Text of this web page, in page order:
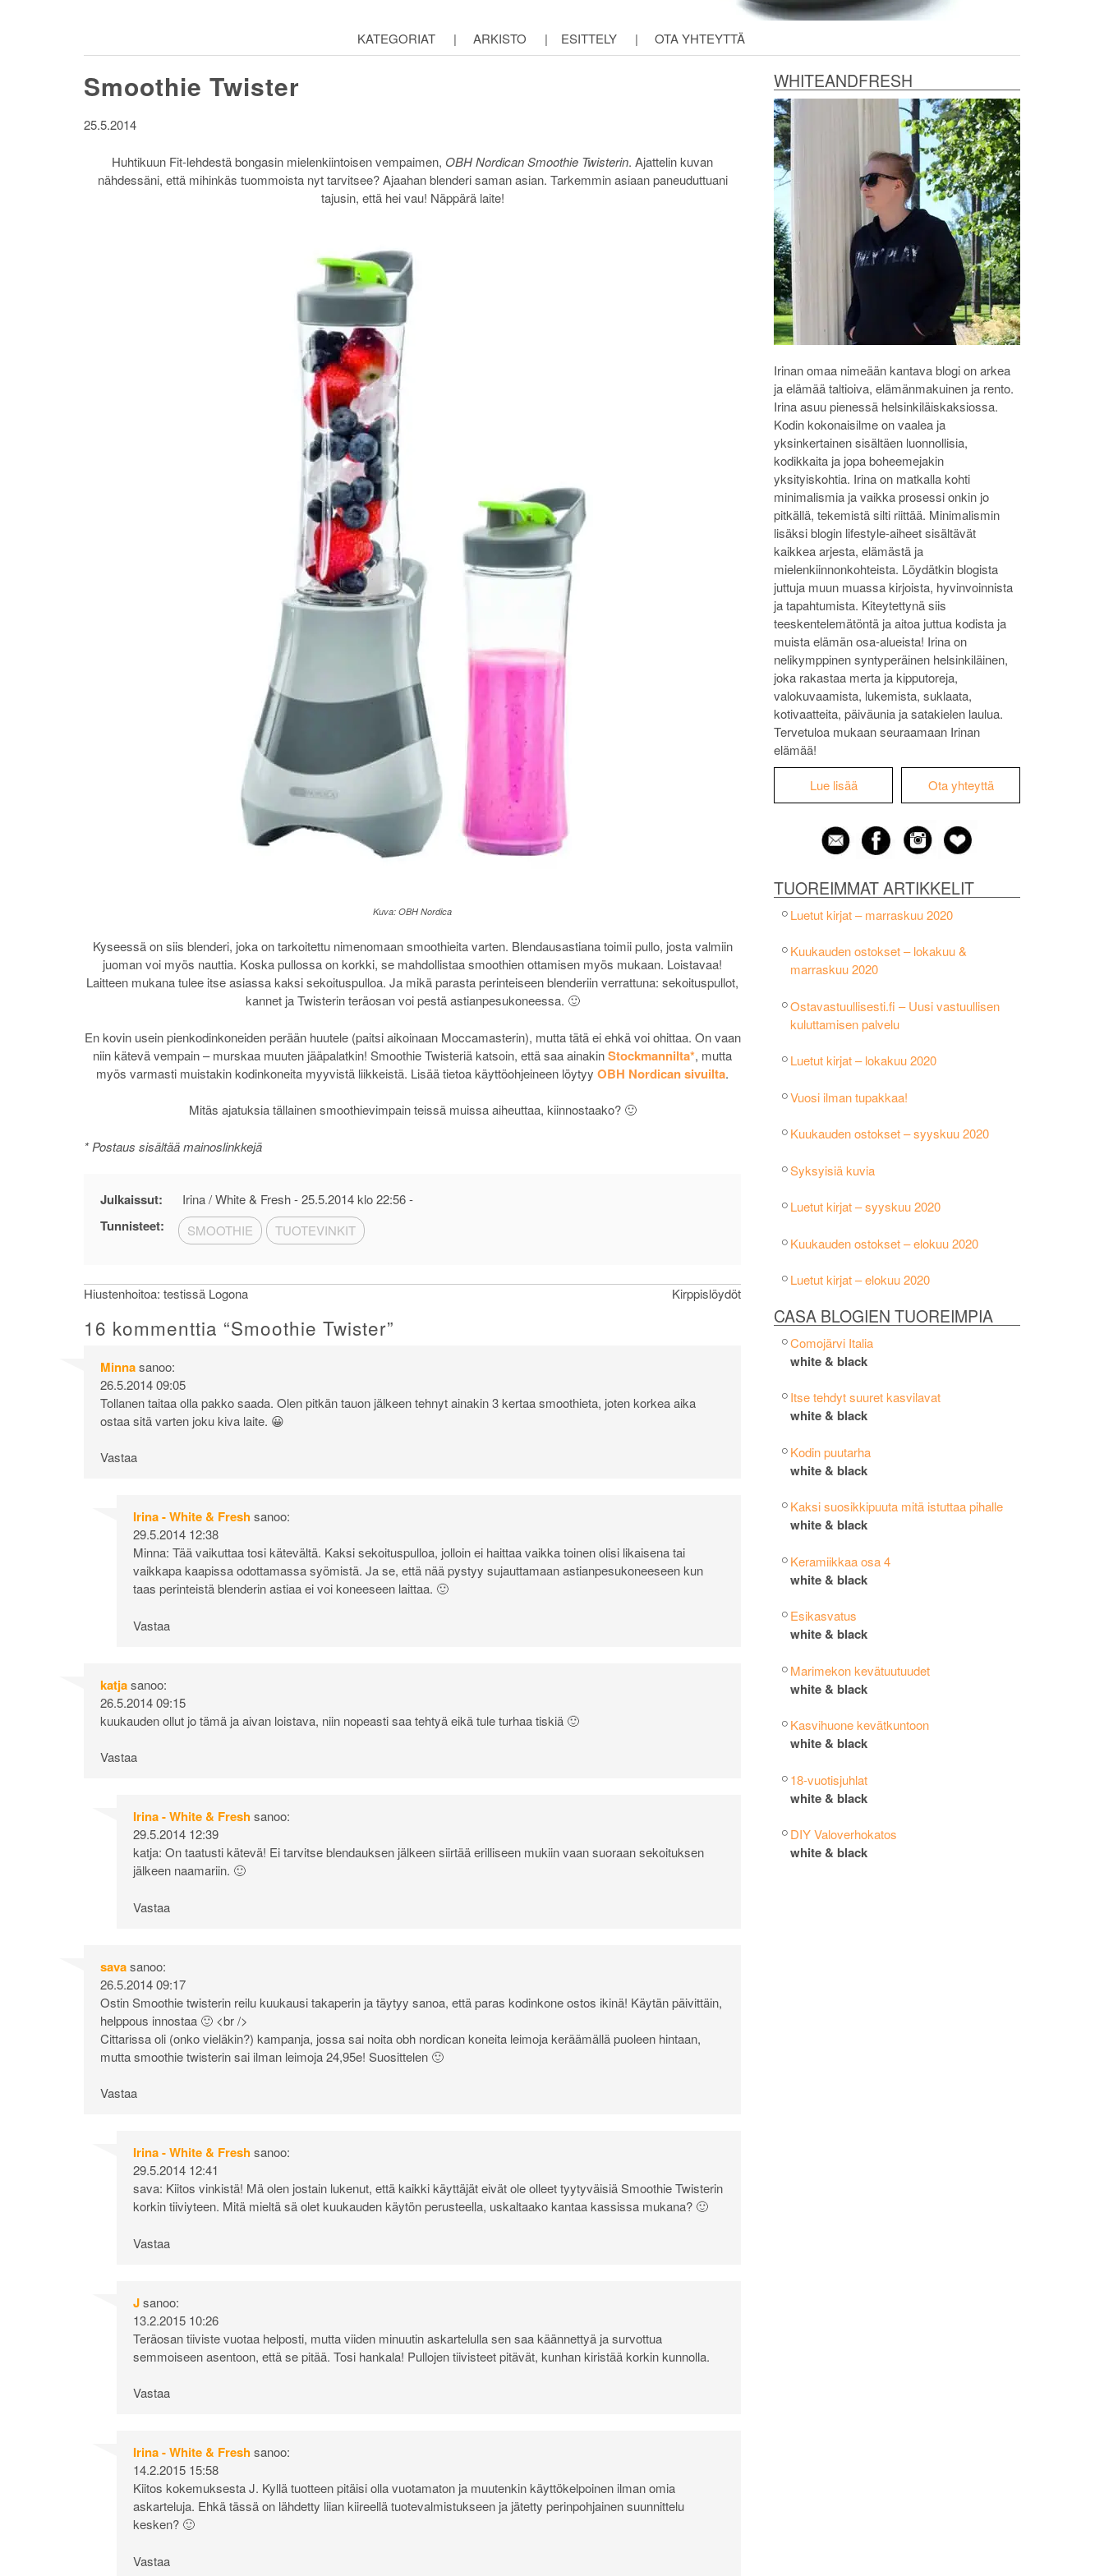
KATEGORIAT | ARKISTO | ESITTELY | OTA YHTEYTTÄ
WHITEANDFRESH
Irinan omaa nimeään kantava blogi on arkea
ja elämää taltioiva, elämänmakuinen ja rento.
Irina asuu pienessä helsinkiläiskaksiossa.
Kodin kokonaisilme on vaalea ja
yksinkertainen sisältäen luonnollisia,
kodikkaita ja jopa boheemejakin
yksityiskohtia. Irina on matkalla kohti
minimalismia ja vaikka prosessi onkin jo
pitkällä, tekemistä silti riittää. Minimalismin
lisäksi blogin lifestyle-aiheet sisältävät
kaikkea arjesta, elämästä ja
mielenkiinnonkohteista. Löydätkin blogista
juttuja muun muassa kirjoista, hyvinvoinnista
ja tapahtumista. Kiteytettynä siis
teeskentelemätöntä ja aitoa juttua kodista ja
muista elämän osa-alueista! Irina on
nelikymppinen syntyperäinen helsinkiläinen,
joka rakastaa merta ja kipputoreja,
valokuvaamista, lukemista, suklaata,
kotivaatteita, päiväunia ja satakielen laulua.
Tervetuloa mukaan seuraamaan Irinan
elämää!
Lue lisää Ota yhteyttä
TUOREIMMAT ARTIKKELIT
Luetut kirjat – marraskuu 2020
Kuukauden ostokset – lokakuu &
marraskuu 2020
Ostavastuullisesti.fi – Uusi vastuullisen
kuluttamisen palvelu
Luetut kirjat – lokakuu 2020
Vuosi ilman tupakkaa!
Kuukauden ostokset – syyskuu 2020
Syksyisiä kuvia
Luetut kirjat – syyskuu 2020
Kuukauden ostokset – elokuu 2020
Luetut kirjat – elokuu 2020
CASA BLOGIEN TUOREIMPIA
Comojärvi Italia
white & black
Itse tehdyt suuret kasvilavat
white & black
Kodin puutarha
white & black
Kaksi suosikkipuuta mitä istuttaa pihalle
white & black
Keramiikkaa osa 4
white & black
Esikasvatus
white & black
Marimekon kevätuutuudet
white & black
Kasvihuone kevätkuntoon
white & black
18-vuotisjuhlat
white & black
DIY Valoverhokatos
white & black
Smoothie Twister
25.5.2014
Huhtikuun Fit-lehdestä bongasin mielenkiintoisen vempaimen, OBH Nordican Smoothie Twisterin. Ajattelin kuvan
nähdessäni, että mihinkäs tuommoista nyt tarvitsee? Ajaahan blenderi saman asian. Tarkemmin asiaan paneuduttuani
tajusin, että hei vau! Näppärä laite!
Kuva: OBH Nordica
Kyseessä on siis blenderi, joka on tarkoitettu nimenomaan smoothieita varten. Blendausastiana toimii pullo, josta valmiin
juoman voi myös nauttia. Koska pullossa on korkki, se mahdollistaa smoothien ottamisen myös mukaan. Loistavaa!
Laitteen mukana tulee itse asiassa kaksi sekoituspulloa. Ja mikä parasta perinteiseen blenderiin verrattuna: sekoituspullot,
kannet ja Twisterin teräosan voi pestä astianpesukoneessa. 🙂
En kovin usein pienkodinkoneiden perään huutele (paitsi aikoinaan Moccamasterin), mutta tätä ei ehkä voi ohittaa. On vaan
niin kätevä vempain – murskaa muuten jääpalatkin! Smoothie Twisteriä katsoin, että saa ainakinStockmannilta*, mutta
myös varmasti muistakin kodinkoneita myyvistä liikkeistä. Lisää tietoa käyttöohjeineen löytyy OBH Nordican sivuilta.
Mitäs ajatuksia tällainen smoothievimpain teissä muissa aiheuttaa, kiinnostaako? 🙂
* Postaus sisältää mainoslinkkejä
Julkaissut: Irina / White & Fresh -25.5.2014 klo 22:56-
Tunnisteet: SMOOTHIE TUOTEVINKIT
Artikkelien
selaus
Hiustenhoitoa: testissä Logona Kirppislöydöt
16 kommenttia “Smoothie Twister”
Minnasanoo:
26.5.2014 09:05
Tollanen taitaa olla pakko saada. Olen pitkän tauon jälkeen tehnyt ainakin 3 kertaa smoothieta, joten korkea aika
ostaa sitä varten joku kiva laite. 😀
Vastaa
Irina - White & Freshsanoo:
29.5.2014 12:38
Minna: Tää vaikuttaa tosi kätevältä. Kaksi sekoituspulloa, jolloin ei haittaa vaikka toinen olisi likaisena tai
vaikkapa kaapissa odottamassa syömistä. Ja se, että nää pystyy sujauttamaan astianpesukoneeseen kun
taas perinteistä blenderin astiaa ei voi koneeseen laittaa. 🙂
Vastaa
katjasanoo:
26.5.2014 09:15
kuukauden ollut jo tämä ja aivan loistava, niin nopeasti saa tehtyä eikä tule turhaa tiskiä 🙂
Vastaa
Irina - White & Freshsanoo:
29.5.2014 12:39
katja: On taatusti kätevä! Ei tarvitse blendauksen jälkeen siirtää erilliseen mukiin vaan suoraan sekoituksen
jälkeen naamariin. 🙂
Vastaa
savasanoo:
26.5.2014 09:17
Ostin Smoothie twisterin reilu kuukausi takaperin ja täytyy sanoa, että paras kodinkone ostos ikinä! Käytän päivittäin,
helppous innostaa 🙂 <br />
Cittarissa oli (onko vieläkin?) kampanja, jossa sai noita obh nordican koneita leimoja keräämällä puoleen hintaan,
mutta smoothie twisterin sai ilman leimoja 24,95e! Suosittelen 🙂
Vastaa
Irina - White & Freshsanoo:
29.5.2014 12:41
sava: Kiitos vinkistä! Mä olen jostain lukenut, että kaikki käyttäjät eivät ole olleet tyytyväisiä Smoothie Twisterin
korkin tiiviyteen. Mitä mieltä sä olet kuukauden käytön perusteella, uskaltaako kantaa kassissa mukana? 🙂
Vastaa
Jsanoo:
13.2.2015 10:26
Teräosan tiiviste vuotaa helposti, mutta viiden minuutin askartelulla sen saa käännettyä ja survottua
semmoiseen asentoon, että se pitää. Tosi hankala! Pullojen tiivisteet pitävät, kunhan kiristää korkin kunnolla.
Vastaa
Irina - White & Freshsanoo:
14.2.2015 15:58
Kiitos kokemuksesta J. Kyllä tuotteen pitäisi olla vuotamaton ja muutenkin käyttökelpoinen ilman omia
askarteluja. Ehkä tässä on lähdetty liian kiireellä tuotevalmistukseen ja jätetty perinpohjainen suunnittelu
kesken? 🙂
Vastaa